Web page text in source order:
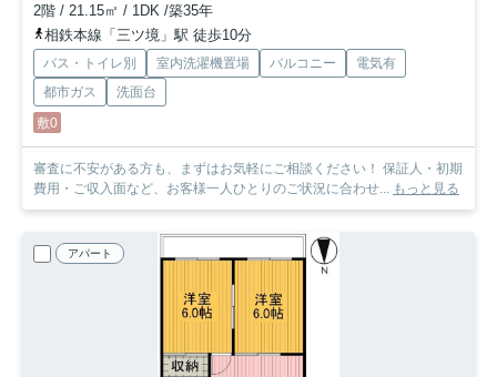
2階 / 21.15㎡ / 1DK /築35年
相鉄本線「三ツ境」駅 徒歩10分
バス・トイレ別 室内洗濯機置場 バルコニー
電気有
都市ガス
洗面台
敷0
審査に不安がある方も、まずはお気軽にご相談ください！ 保証人・初期
費用・ご収入面など、お客様一人ひとりのご状況に合わせ... もっと見る
アパート